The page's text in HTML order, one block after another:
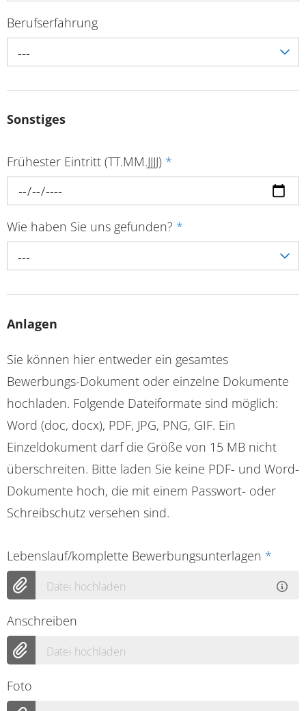
Berufserfahrung
---
Sonstiges
Frühester Eintritt (TT.MM.JJJJ) *
Wie haben Sie uns gefunden? *
---
Anlagen
Sie können hier entweder ein gesamtes
Bewerbungs-Dokument oder einzelne Dokumente
hochladen. Folgende Dateiformate sind möglich:
Word (doc, docx), PDF, JPG, PNG, GIF. Ein
Einzeldokument darf die Größe von 15 MB nicht
überschreiten. Bitte laden Sie keine PDF- und Word-
Dokumente hoch, die mit einem Passwort- oder
Schreibschutz versehen sind.
Lebenslauf/komplette Bewerbungsunterlagen *
Datei hochladen
Anschreiben
Datei hochladen
Foto